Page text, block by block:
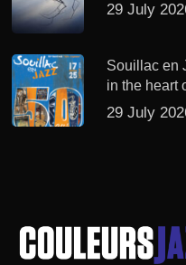
29 July
Souillac en
in the heart
29 July